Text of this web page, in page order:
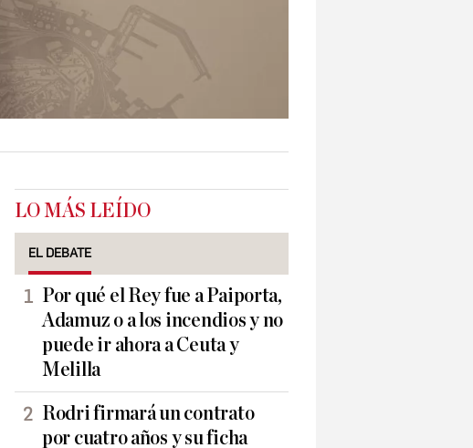
LO MÁS LEÍDO
EL DEBATE
Por qué el Rey fue a Paiporta,
Adamuz o a los incendios y no
puede ir ahora a Ceuta y
Melilla
Rodri firmará un contrato
por cuatro años y su ficha